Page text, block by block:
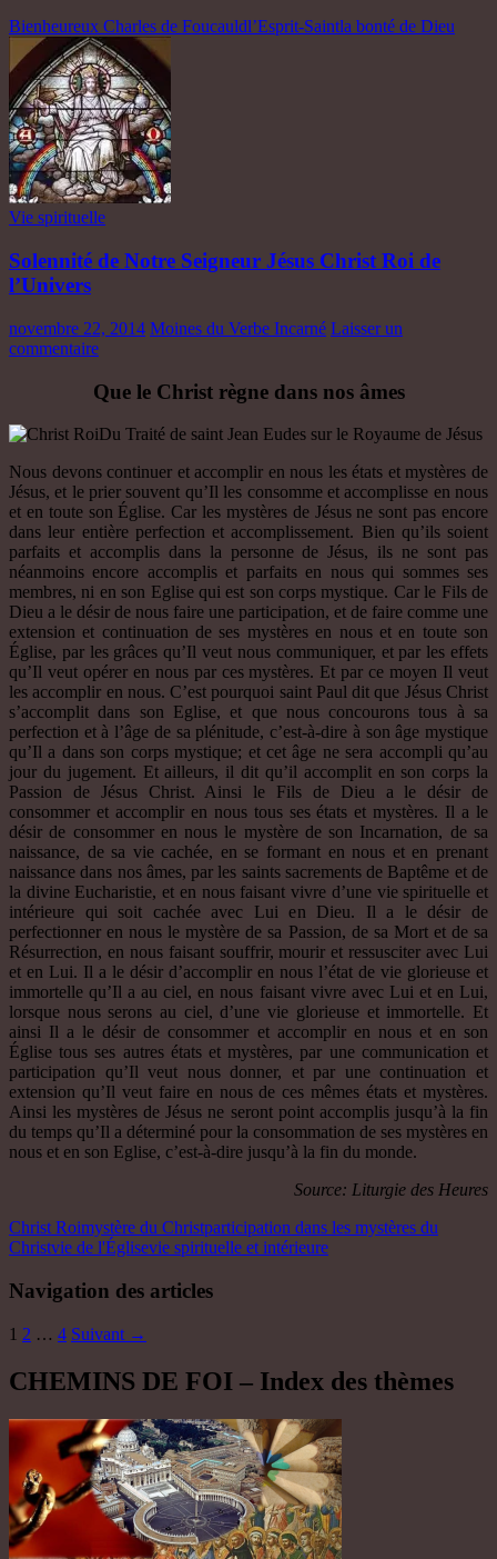
Bienheureux Charles de Foucauldl’Esprit-Saintla bonté de Dieu
Vie spirituelle
Solennité de Notre Seigneur Jésus Christ Roi de
l’Univers
novembre 22, 2014 Moines du Verbe Incarné Laisser un
commentaire
Que le Christ règne dans nos âmes
Du Traité de saint Jean Eudes sur le Royaume de Jésus
Nous devons continuer et accomplir en nous les états et mystères de
Jésus, et le prier souvent qu’Il les consomme et accomplisse en nous
et en toute son Église. Car les mystères de Jésus ne sont pas encore
dans leur entière perfection et accomplissement. Bien qu’ils soient
parfaits et accomplis dans la personne de Jésus, ils ne sont pas
néanmoins encore accomplis et parfaits en nous qui sommes ses
membres, ni en son Eglise qui est son corps mystique. Car le Fils de
Dieu a le désir de nous faire une participation, et de faire comme une
extension et continuation de ses mystères en nous et en toute son
Église, par les grâces qu’Il veut nous communiquer, et par les effets
qu’Il veut opérer en nous par ces mystères. Et par ce moyen Il veut
les accomplir en nous. C’est pourquoi saint Paul dit que Jésus Christ
s’accomplit dans son Eglise, et que nous concourons tous à sa
perfection et à l’âge de sa plénitude, c’est-à-dire à son âge mystique
qu’Il a dans son corps mystique; et cet âge ne sera accompli qu’au
jour du jugement. Et ailleurs, il dit qu’il accomplit en son corps la
Passion de Jésus Christ. Ainsi le Fils de Dieu a le désir de
consommer et accomplir en nous tous ses états et mystères. Il a le
désir de consommer en nous le mystère de son Incarnation, de sa
naissance, de sa vie cachée, en se formant en nous et en prenant
naissance dans nos âmes, par les saints sacrements de Baptême et de
la divine Eucharistie, et en nous faisant vivre d’une vie spirituelle et
intérieure qui soit cachée avec Lui en Dieu. Il a le désir de
perfectionner en nous le mystère de sa Passion, de sa Mort et de sa
Résurrection, en nous faisant souffrir, mourir et ressusciter avec Lui
et en Lui. Il a le désir d’accomplir en nous l’état de vie glorieuse et
immortelle qu’Il a au ciel, en nous faisant vivre avec Lui et en Lui,
lorsque nous serons au ciel, d’une vie glorieuse et immortelle. Et
ainsi Il a le désir de consommer et accomplir en nous et en son
Église tous ses autres états et mystères, par une communication et
participation qu’Il veut nous donner, et par une continuation et
extension qu’Il veut faire en nous de ces mêmes états et mystères.
Ainsi les mystères de Jésus ne seront point accomplis jusqu’à la fin
du temps qu’Il a déterminé pour la consommation de ses mystères en
nous et en son Eglise, c’est-à-dire jusqu’à la fin du monde.
Source: Liturgie des Heures
Christ Roimystère du Christparticipation dans les mystères du
Christvie de l'Églisevie spirituelle et intérieure
Navigation des articles
1 2 … 4 Suivant →
CHEMINS DE FOI – Index des thèmes